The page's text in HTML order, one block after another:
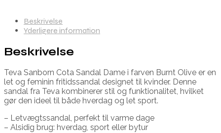
Beskrivelse
Yderligere information
Beskrivelse
Teva Sanborn Cota Sandal Dame i farven Burnt Olive er en
let og feminin fritidssandal designet til kvinder. Denne
sandal fra Teva kombinerer stil og funktionalitet, hvilket
gør den ideel til både hverdag og let sport.
– Letvægtssandal, perfekt til varme dage
– Alsidig brug: hverdag, sport eller bytur